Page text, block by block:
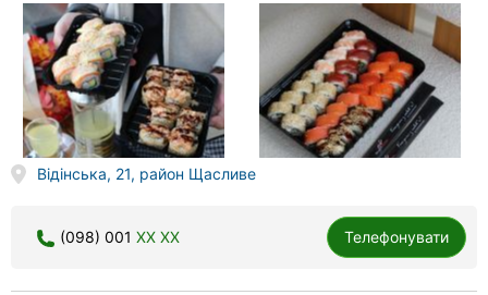
Відінська, 21, район Щасливе
(098) 001 XX XX Телефонувати